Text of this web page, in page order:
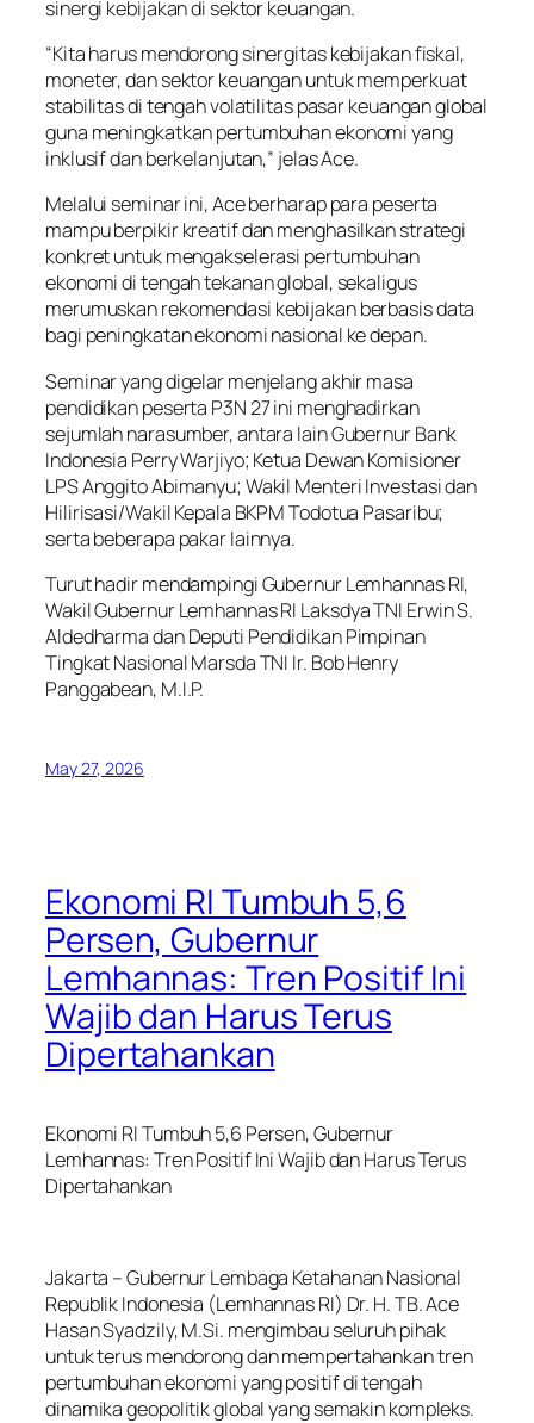
sinergi kebijakan di sektor keuangan.
“Kita harus mendorong sinergitas kebijakan fiskal,
moneter, dan sektor keuangan untuk memperkuat
stabilitas di tengah volatilitas pasar keuangan global
guna meningkatkan pertumbuhan ekonomi yang
inklusif dan berkelanjutan,” jelas Ace.
Melalui seminar ini, Ace berharap para peserta
mampu berpikir kreatif dan menghasilkan strategi
konkret untuk mengakselerasi pertumbuhan
ekonomi di tengah tekanan global, sekaligus
merumuskan rekomendasi kebijakan berbasis data
bagi peningkatan ekonomi nasional ke depan.
Seminar yang digelar menjelang akhir masa
pendidikan peserta P3N 27 ini menghadirkan
sejumlah narasumber, antara lain Gubernur Bank
Indonesia Perry Warjiyo; Ketua Dewan Komisioner
LPS Anggito Abimanyu; Wakil Menteri Investasi dan
Hilirisasi/Wakil Kepala BKPM Todotua Pasaribu;
serta beberapa pakar lainnya.
Turut hadir mendampingi Gubernur Lemhannas RI,
Wakil Gubernur Lemhannas RI Laksdya TNI Erwin S.
Aldedharma dan Deputi Pendidikan Pimpinan
Tingkat Nasional Marsda TNI Ir. Bob Henry
Panggabean, M.I.P.
May 27, 2026
Ekonomi RI Tumbuh 5,6
Persen, Gubernur
Lemhannas: Tren Positif Ini
Wajib dan Harus Terus
Dipertahankan
Ekonomi RI Tumbuh 5,6 Persen, Gubernur
Lemhannas: Tren Positif Ini Wajib dan Harus Terus
Dipertahankan
Jakarta – Gubernur Lembaga Ketahanan Nasional
Republik Indonesia (Lemhannas RI) Dr. H. TB. Ace
Hasan Syadzily, M.Si. mengimbau seluruh pihak
untuk terus mendorong dan mempertahankan tren
pertumbuhan ekonomi yang positif di tengah
dinamika geopolitik global yang semakin kompleks.